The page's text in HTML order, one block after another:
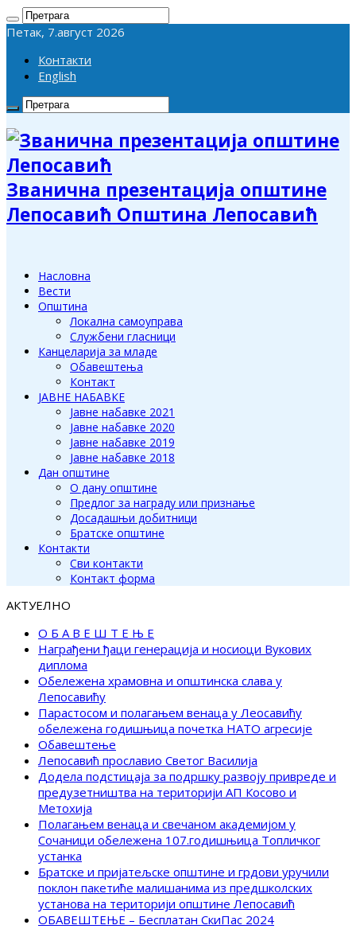
Петак, 7.август 2026
Контакти
English
Званична презентација општине
Лепосавић Општина Лепосавић
Насловна
Вести
Општина
Локална самоуправа
Службени гласници
Канцеларија за младе
Обавештења
Контакт
ЈАВНЕ НАБАВКЕ
Јавне набавке 2021
Јавне набавке 2020
Јавне набавке 2019
Јавне набавке 2018
Дан општине
О дану општине
Предлог за награду или признање
Досадашњи добитници
Братске општине
Контакти
Сви контакти
Контакт форма
АКТУЕЛНО
О Б А В Е Ш Т Е Њ Е
Награђени ђаци генерација и носиоци Вукових
диплома
Обележена храмовна и општинска слава у
Лепосавићу
Парастосом и полагањем венаца у Леосавићу
обележена годишњица почетка НАТО агресије
Обавештење
Лепосавић прославио Светог Василија
Додела подстицаја за подршку развоју привреде и
предузетништва на територији АП Косово и
Метохија
Полагањем венаца и свечаном академијом у
Сочаници обележена 107.годишњица Топличког
устанка
Братске и пријатељске општине и грдови уручили
поклон пакетиће малишанима из предшколских
установа на територији општине Лепосавић
ОБАВЕШТЕЊЕ – Бесплатан СкиПас 2024